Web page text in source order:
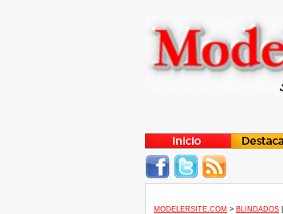
MODELERSITE.COM > BLINDADOS